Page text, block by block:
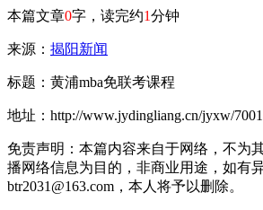
本篇文章0字，读完约1分钟
来源： 揭阳新闻
标题：黄浦mba免联考课程
地址：http://www.jydingliang.cn/jyxw/
免责声明：本篇内容来自于网络，不为
播网络信息为目的，非商业用途，如有
btr2031@163.com，本人将予以删除。